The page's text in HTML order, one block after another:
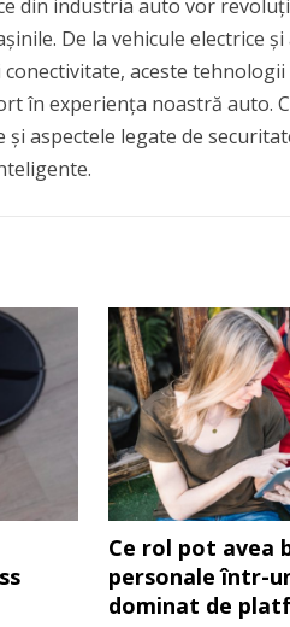
din industria auto vor
De la vehicule electrice
aceste tehnologii
în experiența noastră auto.
aspectele legate de
Ce rol pot avea
personale într-
dominat de